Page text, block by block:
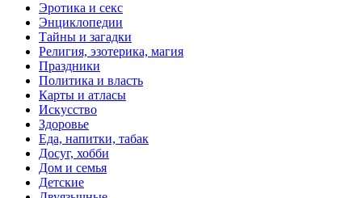
Эротика и секс
Энциклопедии
Тайны и загадки
Религия, эзотерика, магия
Праздники
Политика и власть
Карты и атласы
Искусство
Здоровье
Еда, напитки, табак
Досуг, хобби
Дом и семья
Детские